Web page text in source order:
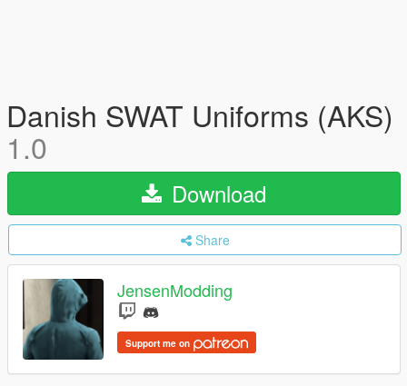
Danish SWAT Uniforms (AKS)
1.0
Download
Share
JensenModding
Support me on